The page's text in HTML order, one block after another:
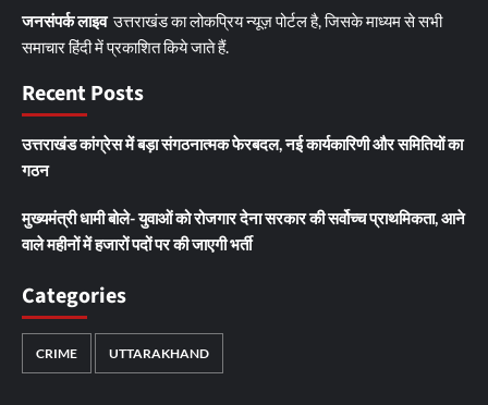
जनसंपर्क लाइवउत्तराखंड का लोकप्रिय न्यूज़ पोर्टल है, जिसके माध्यम से सभी
समाचार हिंदी में प्रकाशित किये जाते हैं.
Recent Posts
उत्तराखंड कांग्रेस में बड़ा संगठनात्मक फेरबदल, नई कार्यकारिणी और समितियों का
गठन
मुख्यमंत्री धामी बोले- युवाओं को रोजगार देना सरकार की सर्वोच्च प्राथमिकता, आने
वाले महीनों में हजारों पदों पर की जाएगी भर्ती
Categories
CRIME UTTARAKHAND